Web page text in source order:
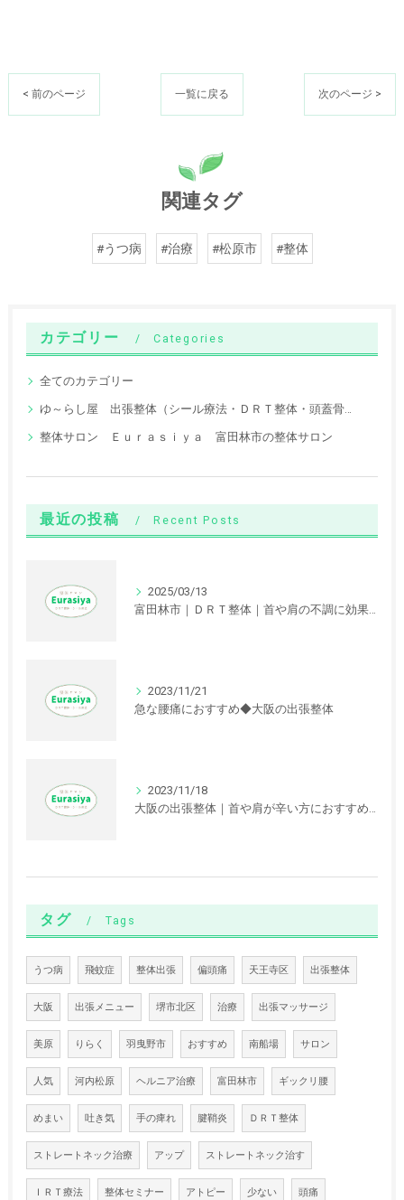
< 前のページ 一覧に戻る 次のページ >
関連タグ
#うつ病 #治療 #松原市 #整体
カテゴリー Categories
全てのカテゴリー
ゆ～らし屋 出張整体（シール療法・ＤＲＴ整体・頭蓋骨調整）
整体サロン Ｅｕｒａｓｉｙａ 富田林市の整体サロン
最近の投稿 Recent Posts
2025/03/13
富田林市｜ＤＲＴ整体｜首や肩の不調に効果が期待できます。
2023/11/21
急な腰痛におすすめ◆大阪の出張整体
2023/11/18
タグ Tags
うつ病 飛蚊症 整体出張 偏頭痛 天王寺区 出張整体
大阪 出張メニュー 堺市北区 治療 出張マッサージ
美原 りらく 羽曳野市 おすすめ 南船場 サロン
人気 河内松原 ヘルニア治療 富田林市 ギックリ腰
めまい 吐き気 手の痺れ 腱鞘炎 ＤＲＴ整体
ストレートネック治療 アップ ストレートネック治す
ＩＲＴ療法 整体セミナー アトピー 少ない 頭痛